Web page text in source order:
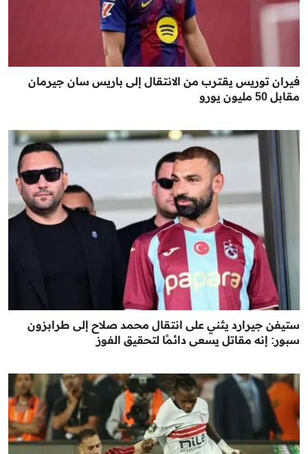
فيران توريس يقترب من الانتقال إلى باريس سان جيرمان
مقابل 50 مليون يورو
ستيفن جيرارد يثني على انتقال محمد صلاح إلى طرابزون
سبور: إنه مقاتل يسعى دائمًا لتحقيق الفوز